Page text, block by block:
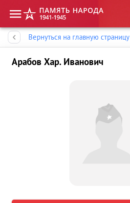
Вернуться на главную страницу
Арабов Хар. Иванович
Память народа